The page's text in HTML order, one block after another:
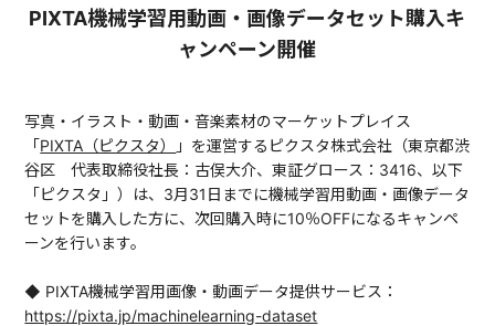
PIXTA機械学習用動画・画像データセット購入キ
ャンペーン開催
写真・イラスト・動画・音楽素材のマーケットプレイス
「PIXTA（ピクスタ）
」を運営するピクスタ株式会社（東京都渋
谷区 代表取締役社長：古俣大介、東証グロース：3416、以下
「ピクスタ」）は、3月31日までに機械学習用動画・画像データ
セットを購入した方に、次回購入時に10％OFFになるキャンペ
ーンを行います。
◆ PIXTA機械学習用画像・動画データ提供サービス：
https://pixta.jp/machinelearning-dataset